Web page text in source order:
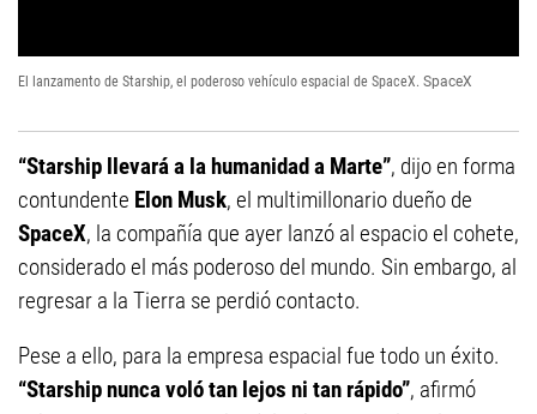
El lanzamento de Starship, el poderoso vehículo espacial de SpaceX. SpaceX
“Starship llevará a la humanidad a Marte”, dijo en forma
contundente Elon Musk, el multimillonario dueño de
SpaceX, la compañía que ayer lanzó al espacio el cohete,
considerado el más poderoso del mundo. Sin embargo, al
regresar a la Tierra se perdió contacto.
Pese a ello, para la empresa espacial fue todo un éxito.
“Starship nunca voló tan lejos ni tan rápido”, afirmó